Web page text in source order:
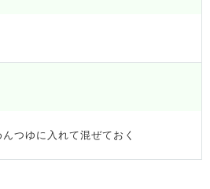
つゆに入れて混ぜておく